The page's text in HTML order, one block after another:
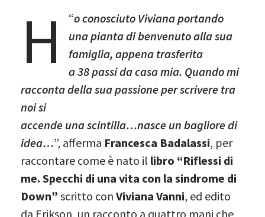
“
H
o conosciuto Viviana portando
una pianta di benvenuto alla sua
famiglia, appena trasferita
a 38 passi da casa mia. Quando mi
racconta della sua passione per scrivere tra
noi si
accende una scintilla…nasce un bagliore di
idea…”, afferma Francesca Badalassi, per
raccontare come è nato il libro “Riflessi di
me. Specchi di una vita con la sindrome di
Down” scritto con Viviana Vanni, ed edito
da Erikson, un racconto a quattro mani che